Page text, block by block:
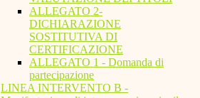
ALLEGATO 2-
DICHIARAZIONE
SOSTITUTIVA DI
CERTIFICAZIONE
ALLEGATO 1 - Domanda di
partecipazione
LINEA INTERVENTO B -